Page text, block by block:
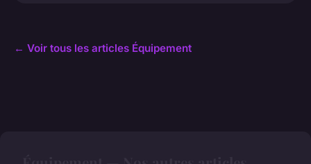
← Voir tous les articles Équipement